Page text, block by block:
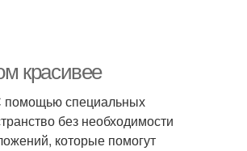
красивее
помощью специальных
без необходимости
которые помогут